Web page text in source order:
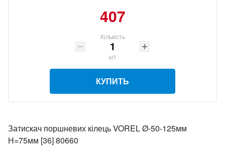
407
Кількість
шт
КУПИТЬ
Затискач поршневих кілець VOREL Ø-50-125мм
Н=75мм [36] 80660